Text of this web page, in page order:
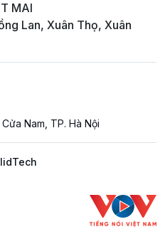
MAI
Lan, Xuân Thọ, Xuân
Nam, TP. Hà Nội